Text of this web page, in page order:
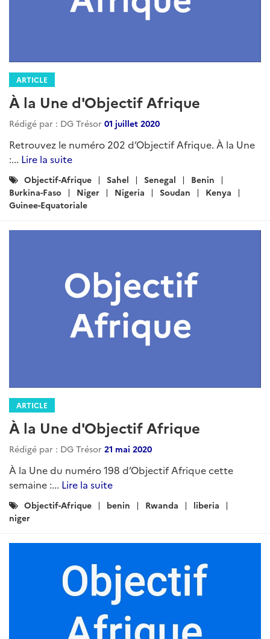
ARTICLE
À la Une d'Objectif Afrique
Rédigé par : DG Trésor 01 juillet 2020
Retrouvez le numéro 202 d’Objectif Afrique. À la Une
:... Lire la suite
Catégories
:
Objectif-Afrique Sahel Senegal
Benin
Burkina-Faso
Niger Nigeria Soudan
Kenya
Guinee-Equatoriale
ARTICLE
À la Une d'Objectif Afrique
Rédigé par : DG Trésor 21 mai 2020
À la Une du numéro 198 d’Objectif Afrique cette
semaine :... Lire la suite
Catégories
:
Objectif-Afrique benin Rwanda
liberia
niger